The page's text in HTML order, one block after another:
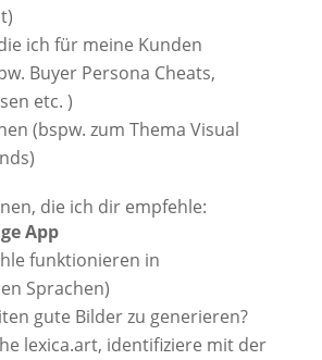
ich für meine Kunden
Buyer Persona Cheats,
etc. )
(bspw. zum Thema Visual
die ich dir empfehle:
App
funktionieren in
Sprachen)
gute Bilder zu generieren?
lexica.art, identifiziere mit der